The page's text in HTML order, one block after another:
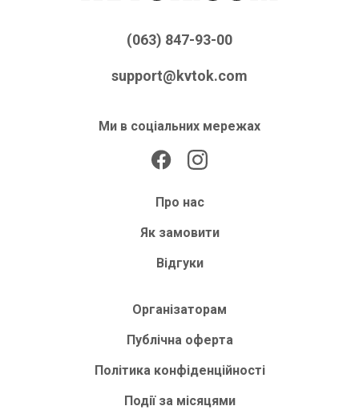
(063) 847-93-00
support@kvtok.com
Ми в соціальних мережах
Про нас
Як замовити
Відгуки
Організаторам
Публічна оферта
Політика конфіденційності
Події за місяцями